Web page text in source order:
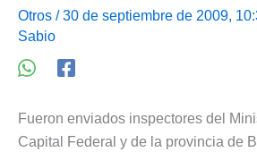
Otros / 30 de septiembre de 2009,
Sabio
Fueron enviados inspectores del
Capital Federal y de la provincia de